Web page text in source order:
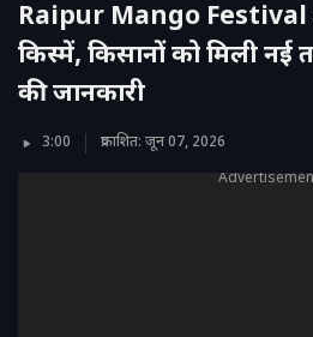
Raipur Mango Festival
किस्में, किसानों को मिली
की जानकारी
3:00 प्रकाशित: जून 07, 2026